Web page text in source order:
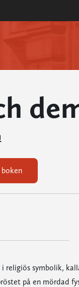
boken
religiös symbolik,
på en mördad